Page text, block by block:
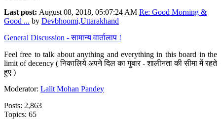
Last post: August 08, 2018, 05:07:24 AM Re: Good Morning &
Good ... by Devbhoomi,Uttarakhand
General Discussion - सामान्य वार्तालाप !
Feel free to talk about anything and everything in this board in the
limit of decency ( निकालिये अपने दिल का गुबार - शालीनता की सीमा में रहते
हुए )
Moderator: Lalit Mohan Pandey
Posts: 2,863
Topics: 65